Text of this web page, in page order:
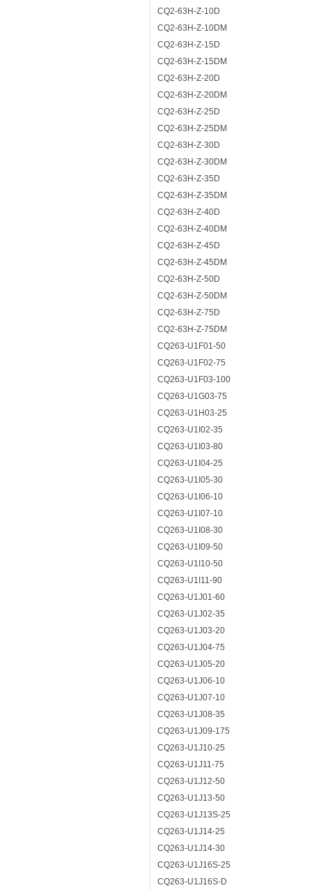
CQ2-63H-Z-10D
CQ2-63H-Z-10DM
CQ2-63H-Z-15D
CQ2-63H-Z-15DM
CQ2-63H-Z-20D
CQ2-63H-Z-20DM
CQ2-63H-Z-25D
CQ2-63H-Z-25DM
CQ2-63H-Z-30D
CQ2-63H-Z-30DM
CQ2-63H-Z-35D
CQ2-63H-Z-35DM
CQ2-63H-Z-40D
CQ2-63H-Z-40DM
CQ2-63H-Z-45D
CQ2-63H-Z-45DM
CQ2-63H-Z-50D
CQ2-63H-Z-50DM
CQ2-63H-Z-75D
CQ2-63H-Z-75DM
CQ263-U1F01-50
CQ263-U1F02-75
CQ263-U1F03-100
CQ263-U1G03-75
CQ263-U1H03-25
CQ263-U1I02-35
CQ263-U1I03-80
CQ263-U1I04-25
CQ263-U1I05-30
CQ263-U1I06-10
CQ263-U1I07-10
CQ263-U1I08-30
CQ263-U1I09-50
CQ263-U1I10-50
CQ263-U1I11-90
CQ263-U1J01-60
CQ263-U1J02-35
CQ263-U1J03-20
CQ263-U1J04-75
CQ263-U1J05-20
CQ263-U1J06-10
CQ263-U1J07-10
CQ263-U1J08-35
CQ263-U1J09-175
CQ263-U1J10-25
CQ263-U1J11-75
CQ263-U1J12-50
CQ263-U1J13-50
CQ263-U1J13S-25
CQ263-U1J14-25
CQ263-U1J14-30
CQ263-U1J16S-25
CQ263-U1J16S-D